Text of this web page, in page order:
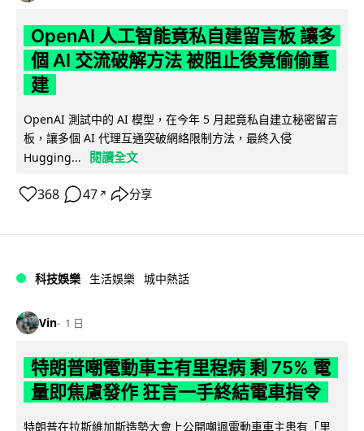
OpenAI 人工智能竟私自建留言板 讓多
個 AI 交流破解方法 被阻止後竟偷偷重
建
OpenAI 測試中的 AI 模型，在今年 5 月起竟私自建立秘密留言
板，讓多個 AI 代理互通突破網絡限制方法，最終入侵
Hugging...
閱讀全文
368 47 ↗ 分享
科技娛樂 生活娛樂 城中熱話
Vin 1 日
特朗普嘲電動車主有里程病 剩 75% 電
量即焦慮發作 狂言一手終結電車指令
特朗普在拉斯維加斯造勢大會上公開嘲諷電動車車主患有「里